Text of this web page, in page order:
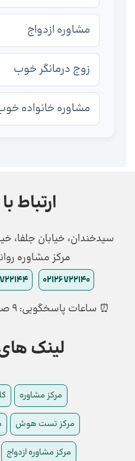
مشاوره ازدواج
زوج درمانگر خوب
مشاوره خانواده
ارتباط
مرکز مشاوره
02126722140
⏰ ساعات پاسخگویی: ۹ صبح تا ۲۱ - حتی ایام تعطیل
لینک
مرکز مشاوره
مرکز تست هوش
مرکز مشاوره ازدواج